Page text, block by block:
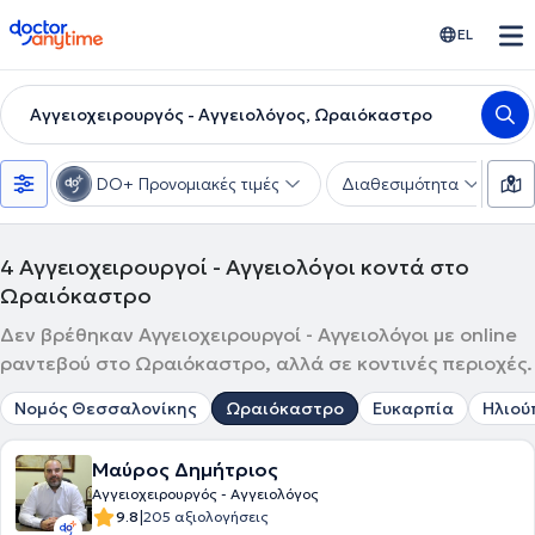
doctoranytime EL
Αγγειοχειρουργός - Αγγειολόγος, Ωραιόκαστρο
DO+ Προνομιακές τιμές Διαθεσιμότητα
4 Αγγειοχειρουργοί - Αγγειολόγοι κοντά στο
Ωραιόκαστρο
Δεν βρέθηκαν Αγγειοχειρουργοί - Αγγειολόγοι με online
ραντεβού στο Ωραιόκαστρο, αλλά σε κοντινές περιοχές.
Νομός Θεσσαλονίκης Ωραιόκαστρο Ευκαρπία
Μαύρος Δημήτριος
Αγγειοχειρουργός - Αγγειολόγος
9.8|205 αξιολογήσεις